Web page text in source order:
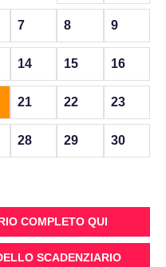
7 8 9
14 15 16
21 22 23
28 29 30
COMPLETO QUI
SCADENZIARIO